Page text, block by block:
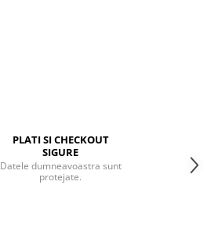
PLATI SI CHECKOUT
SIGURE
Datele dumneavoastra sunt
protejate.